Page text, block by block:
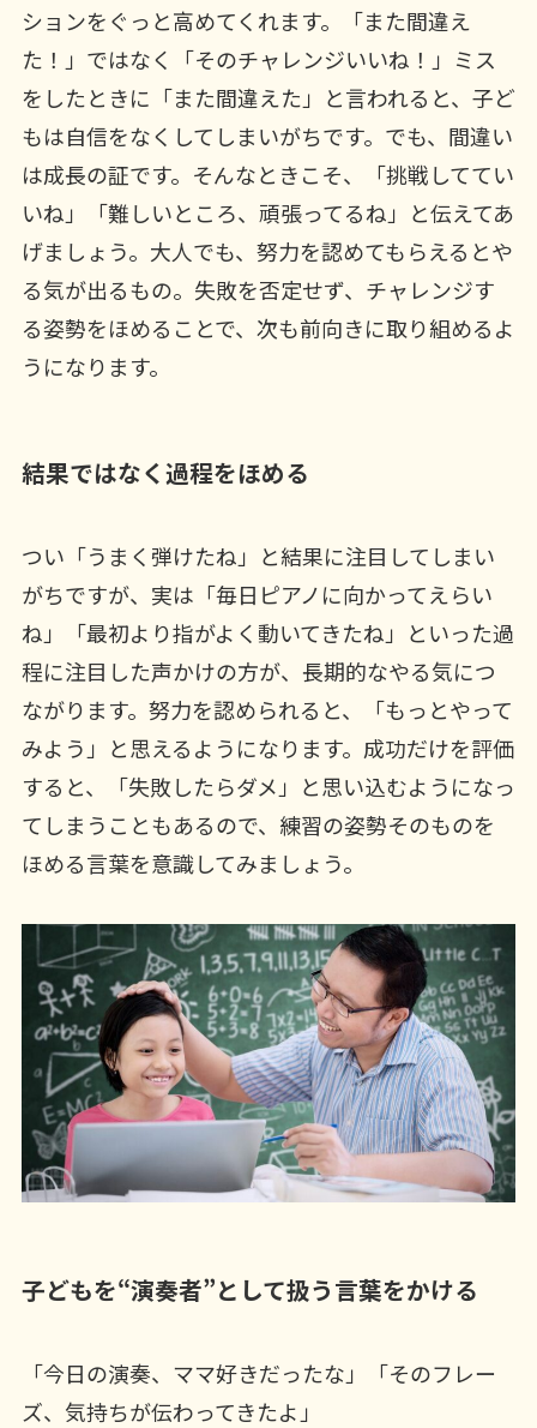
ションをぐっと高めてくれます。「また間違え
た！」ではなく「そのチャレンジいいね！」ミス
をしたときに「また間違えた」と言われると、子ど
もは自信をなくしてしまいがちです。でも、間違い
は成長の証です。そんなときこそ、「挑戦しててい
いね」「難しいところ、頑張ってるね」と伝えてあ
げましょう。大人でも、努力を認めてもらえるとや
る気が出るもの。失敗を否定せず、チャレンジす
る姿勢をほめることで、次も前向きに取り組めるよ
うになります。
結果ではなく過程をほめる
つい「うまく弾けたね」と結果に注目してしまい
がちですが、実は「毎日ピアノに向かってえらい
ね」「最初より指がよく動いてきたね」といった過
程に注目した声かけの方が、長期的なやる気につ
ながります。努力を認められると、「もっとやって
みよう」と思えるようになります。成功だけを評価
すると、「失敗したらダメ」と思い込むようになっ
てしまうこともあるので、練習の姿勢そのものを
ほめる言葉を意識してみましょう。
子どもを“演奏者”として扱う言葉をかける
「今日の演奏、ママ好きだったな」「そのフレー
ズ、気持ちが伝わってきたよ」